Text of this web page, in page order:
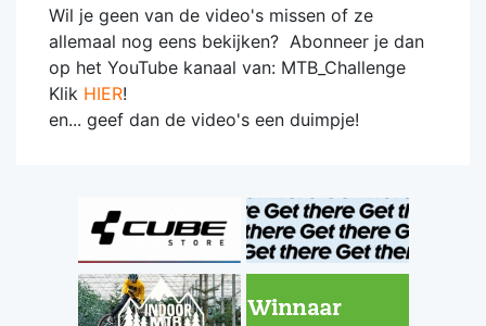
Wil je geen van de video's missen of ze
allemaal nog eens bekijken? Abonneer je dan
op het YouTube kanaal van: MTB_Challenge
Klik HIER!
en... geef dan de video's een duimpje!